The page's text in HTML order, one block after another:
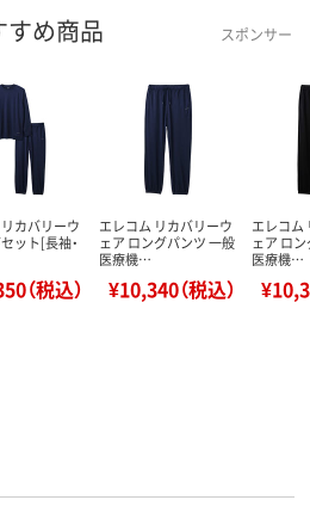
すめ商品 スポンサー
カバリーウ
ット[長袖・
（税込）
エレコム リカバリーウ
ェア ロングパンツ 一般
医療機…
¥10,340（税込）
エレコム
ェア ロ
医療機…